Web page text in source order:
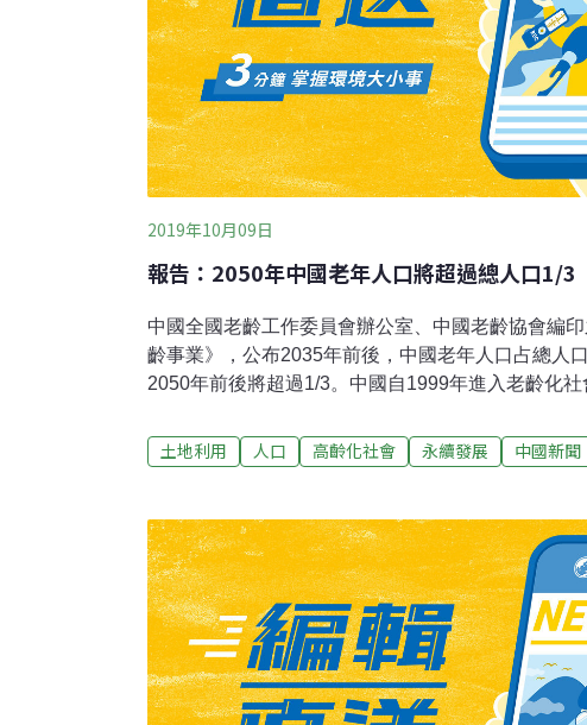
2019年10月09日
報告：2050年中國老年人口將超過總人口1/3
中國全國老齡工作委員會辦公室、中國老齡協會編
齡事業》，公布2035年前後，中國老年人口占總人
2050年前後將超過1/3。中國自1999年進入老齡化
究報告》表明，從1999年進入人口老齡化社會到
年人口淨增1.18億，成為目前世界上唯一老年人口超
養老服務體系建設成效明顯、老年健康服務體系加
齡事業全面協調可持續發展。而根據中國國家統計
佈的資料顯示，到2018年末，中國60歲及以上人口
17.9%，比上一年度增長了859萬，增長率為0.6%。
土地利用 人口 高齡化社會 永續發展 中國新聞